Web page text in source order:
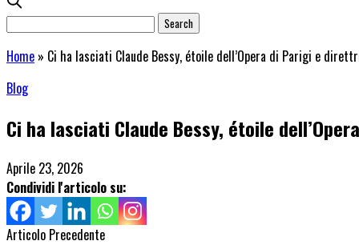
Home » Ci ha lasciati Claude Bessy, étoile dell’Opera di Parigi e
Blog
Ci ha lasciati Claude Bessy, étoile
Aprile 23, 2026
Condividi l'articolo su:
Articolo Precedente